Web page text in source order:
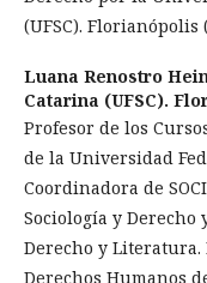
(UFSC). Florianópolis
Luana Renostro
Catarina (UFSC).
Profesor de los
de la Universidad
Coordinadora de
Sociología y Derecho
Derecho y
Derechos Humanos